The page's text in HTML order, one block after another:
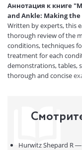
Код товара:
Артикул:
ISBN:
В продаже с:
Аннотация к книге
and Ankle: Making the
Written by experts, this
thorough review of the
conditions, techniques
treatment for each
demonstrations, tables,
thorough and concise
Hurwitz Shepard R —